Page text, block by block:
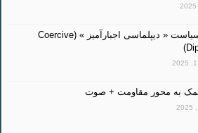
مراحل سیاست « دیپلماسی اجبارآمیز » (Coercive
به محور مقاومت + صوت